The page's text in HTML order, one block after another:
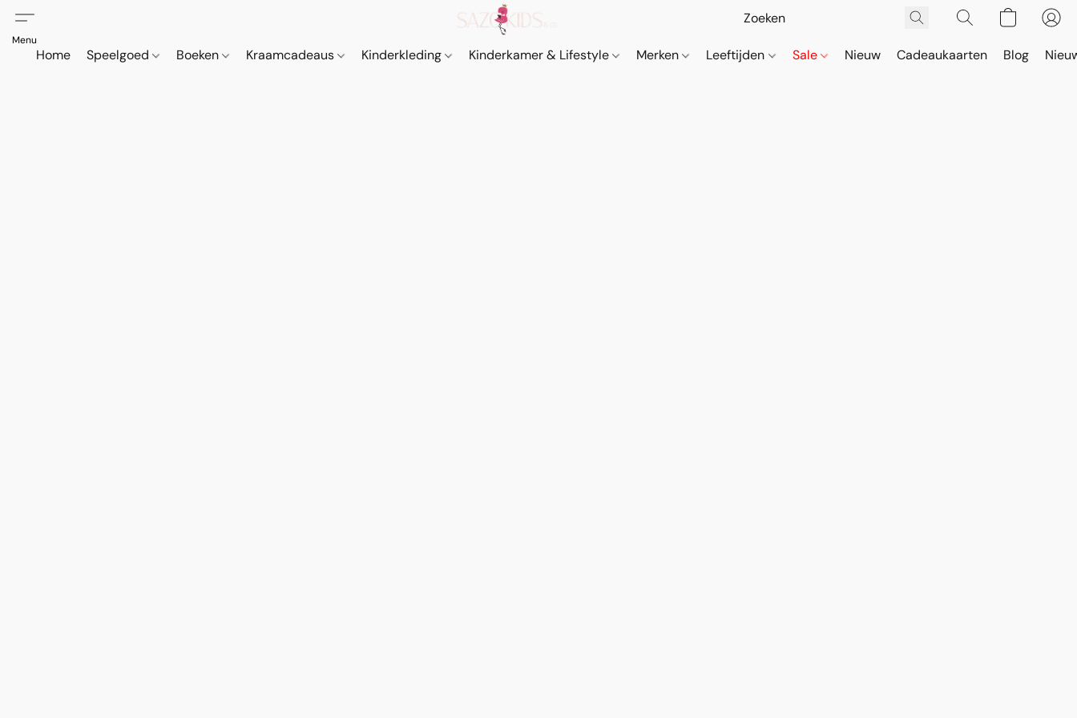
Home Speelgoed Boeken Kraamcadeaus Kinderkleding Kinderkamer & Lifestyle Merken Leeftijden Sale Nieuw Cadeaukaarten Blog